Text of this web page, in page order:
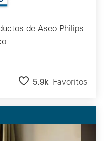
de Aseo Philips
5.9k Favoritos